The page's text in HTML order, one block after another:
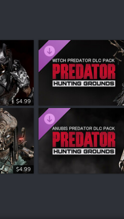
$4.99
$4.99
$4.99
$4.99
$4.99
$4.99
$6.99
$4.99